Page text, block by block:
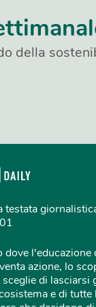
della
testata
dove
azione, lo
di lasciarsi
e di